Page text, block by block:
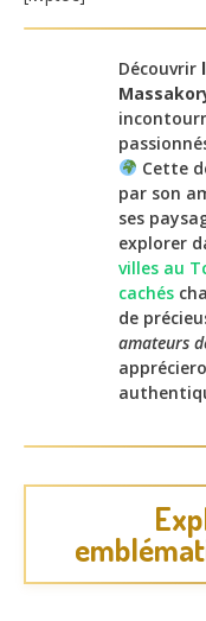
Découvrir
Cette
par son
ses
explorer
villes au
cachés
de
amateurs